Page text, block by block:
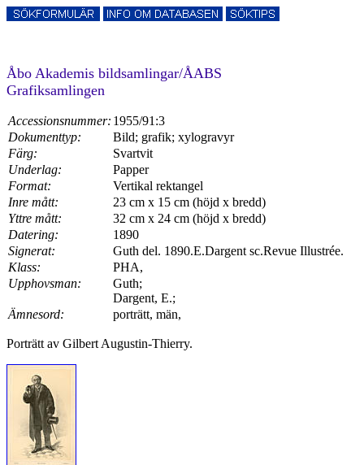
Åbo Akademis bildsamlingar/ÅABS
Grafiksamlingen
Accessionsnummer: 1955/91:3
Dokumenttyp:
Bild; grafik; xylogravyr
Färg:
Svartvit
Underlag:
Papper
Format:
Vertikal rektangel
Inre mått:
23 cm x 15 cm (höjd x bredd)
Yttre mått:
32 cm x 24 cm (höjd x bredd)
Datering:
1890
Signerat:
Guth del. 1890.E.Dargent sc.Revue Illustrée.
Klass:
PHA,
Upphovsman:
Guth;
Dargent, E.;
Ämnesord:
porträtt, män,
Porträtt av Gilbert Augustin-Thierry.